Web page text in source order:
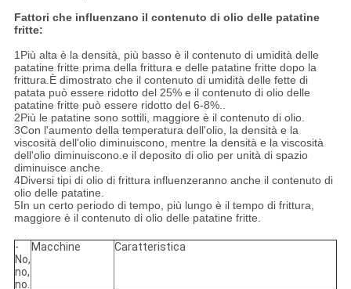
Fattori che influenzano il contenuto di olio delle patatine
fritte:
1Più alta è la densità, più basso è il contenuto di umidità delle
patatine fritte prima della frittura e delle patatine fritte dopo la
frittura.È dimostrato che il contenuto di umidità delle fette di
patata può essere ridotto del 25% e il contenuto di olio delle
patatine fritte può essere ridotto del 6-8%..
2Più le patatine sono sottili, maggiore è il contenuto di olio.
3Con l'aumento della temperatura dell'olio, la densità e la
viscosità dell'olio diminuiscono, mentre la densità e la viscosità
dell'olio diminuiscono.e il deposito di olio per unità di spazio
diminuisce anche.
4Diversi tipi di olio di frittura influenzeranno anche il contenuto di
olio delle patatine.
5In un certo periodo di tempo, più lungo è il tempo di frittura,
maggiore è il contenuto di olio delle patatine fritte.
-
No,
no,
no.
Macchine Caratteristica